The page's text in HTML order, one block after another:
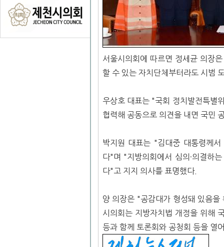
서울시의회에 따르면 정세균 의장
할 수 있는 자치단체부터라도 시범
우상호 대표는 "국회 정치발전특별
협력해 공동으로 의견을 내면 국민
박지원 대표는 "김대중 대통령께
다"며 "지방의회에서 심의·의결하
다"고 지지 의사를 표명했다.
양 의장은 "공감대가 형성돼 있음
시의회는 지방자치법 개정을 위해
등과 함께 토론회와 공청회 등을 열